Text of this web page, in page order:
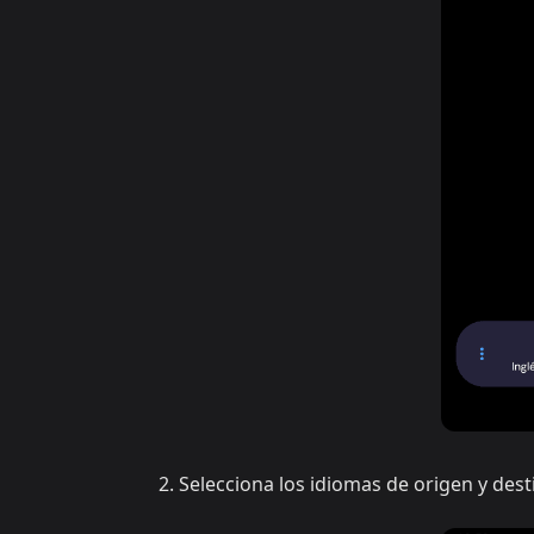
Selecciona los idiomas de origen y